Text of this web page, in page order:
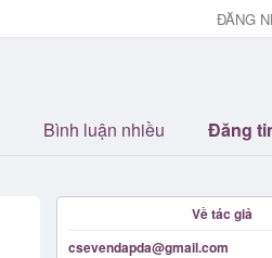
ĐĂNG
Bình luận nhiều Đăng
Về tác giả
csevendapda@gmail.com